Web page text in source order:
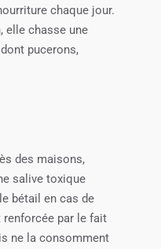
chaque jour.
elle chasse une
pucerons,
des maisons,
salive toxique
bétail en cas de
par le fait
ne la consomment